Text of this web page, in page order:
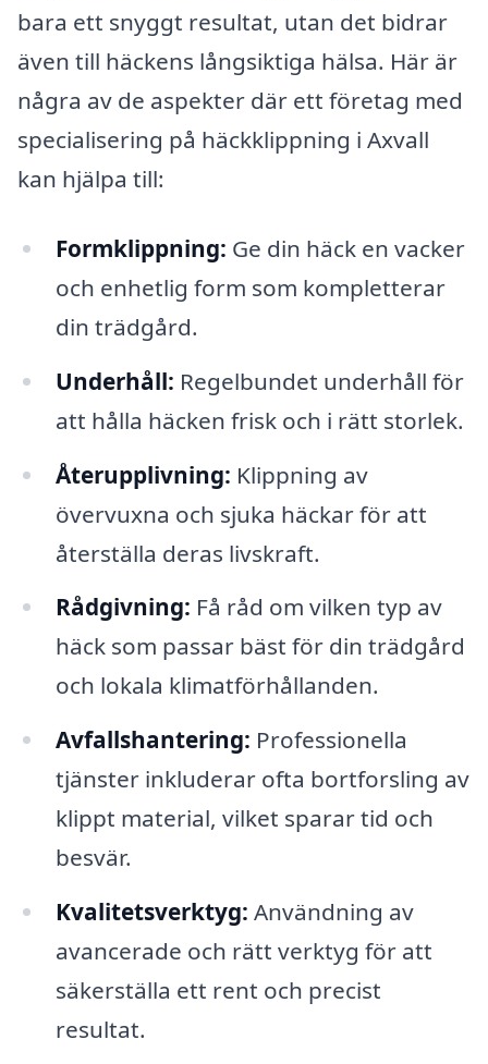
bara ett snyggt resultat, utan det bidrar
även till häckens långsiktiga hälsa. Här är
några av de aspekter där ett företag med
specialisering på häckklippning i Axvall
kan hjälpa till:
Formklippning: Ge din häck en vacker
och enhetlig form som kompletterar
din trädgård.
Underhåll: Regelbundet underhåll för
att hålla häcken frisk och i rätt storlek.
Återupplivning: Klippning av
övervuxna och sjuka häckar för att
återställa deras livskraft.
Rådgivning: Få råd om vilken typ av
häck som passar bäst för din trädgård
och lokala klimatförhållanden.
Avfallshantering: Professionella
tjänster inkluderar ofta bortforsling av
klippt material, vilket sparar tid och
besvär.
Kvalitetsverktyg: Användning av
avancerade och rätt verktyg för att
säkerställa ett rent och precist
resultat.